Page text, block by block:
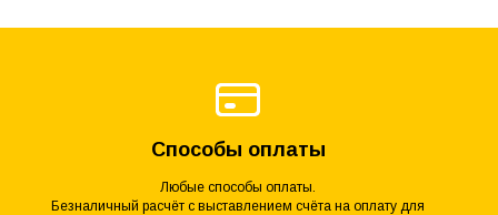
Способы оплаты
Любые способы оплаты.
Безналичный расчёт с выставлением счёта на оплату для